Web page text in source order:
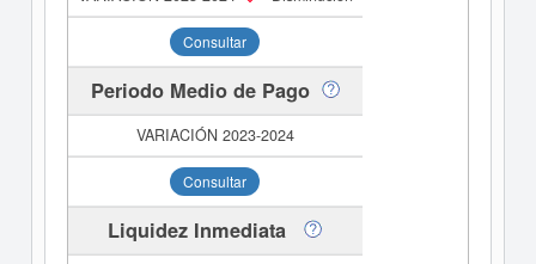
Consultar
Periodo Medio de Pago
Consultar
Liquidez Inmediata